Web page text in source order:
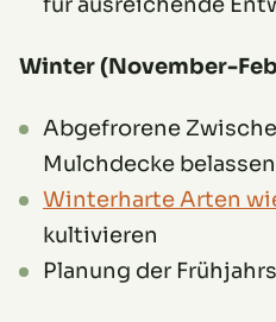
Winter (November-
Abgefrorene
Mulchdecke belassen
Winterharte Arten
kultivieren
Planung der